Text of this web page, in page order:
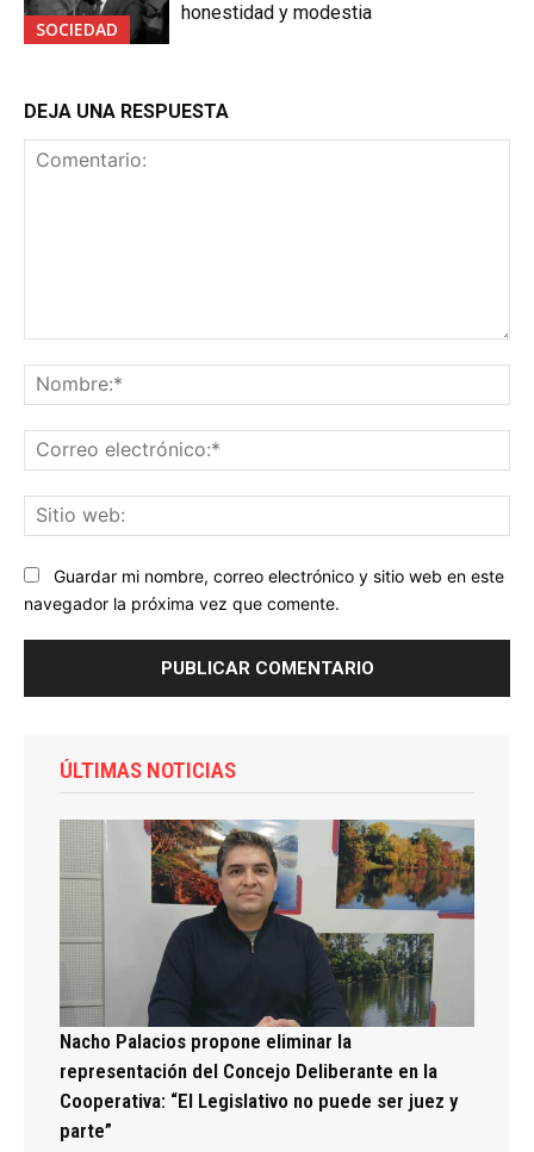
SOCIEDAD
honestidad y modestia
DEJA UNA RESPUESTA
Guardar mi nombre, correo electrónico y sitio web en este
navegador la próxima vez que comente.
ÚLTIMAS NOTICIAS
Nacho Palacios propone eliminar la
representación del Concejo Deliberante en la
Cooperativa: “El Legislativo no puede ser juez y
parte”